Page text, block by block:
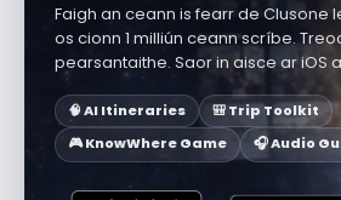
Faigh an ceann is fearr de Clusone
os cionn 1 milliún ceann scríbe.
pearsantaithe. Saor in aisce ar iOS
🧠 AI Itineraries
🎒 Trip Toolkit
🎮 KnowWhere Game
🎧 Audio